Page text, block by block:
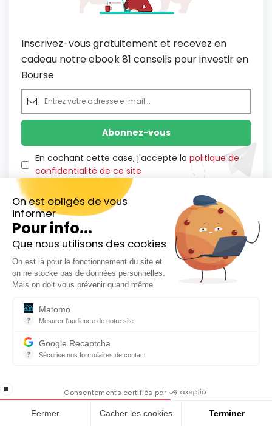
On est obligés de vous
informer
Pour info...
Que nous utilisons des cookies
On est là pour le fonctionnement du site et
on ne stocke pas de données personnelles.
Mais on doit vous prévenir quand même.
?
Matomo
Mesurer l'audience de notre site
?
Google Recaptcha
Sécurise nos formulaires de contact
stop loading Consentements certifiés par
Fermer Cacher les cookies Terminer
Inscrivez-vous gratuitement et recevez en
cadeau notre ebook 81 conseils pour investir en
Bourse
En cochant cette case, j'accepte la politique de
confidentialité de ce site
À lire
Comment acheter des actions en Bourse ?
Guide 2026
Inscrivez-vous gratuitement à
notre Newsletter hebdo
En cadeau notre ebook
politique de confidentialité de ce site